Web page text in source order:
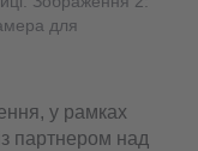
для
у рамках
партнером над